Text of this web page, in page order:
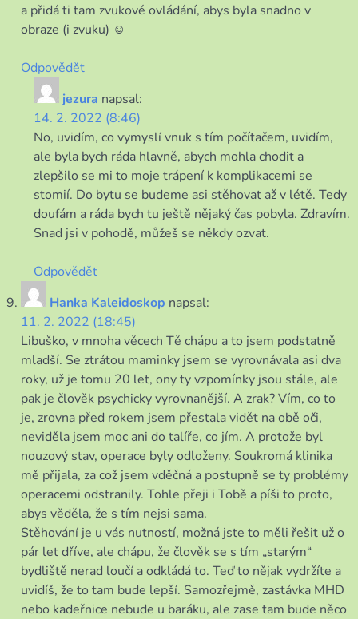
a přidá ti tam zvukové ovládání, abys byla snadno v
obraze (i zvuku) ☺
Odpovědět
jezura napsal:
14. 2. 2022 (8:46)
No, uvidím, co vymyslí vnuk s tím počítačem, uvidím,
ale byla bych ráda hlavně, abych mohla chodit a
zlepšilo se mi to moje trápení k komplikacemi se
stomií. Do bytu se budeme asi stěhovat až v létě. Tedy
doufám a ráda bych tu ještě nějaký čas pobyla. Zdravím.
Snad jsi v pohodě, můžeš se někdy ozvat.
Odpovědět
Hanka Kaleidoskop napsal:
11. 2. 2022 (18:45)
Libuško, v mnoha věcech Tě chápu a to jsem podstatně
mladší. Se ztrátou maminky jsem se vyrovnávala asi dva
roky, už je tomu 20 let, ony ty vzpomínky jsou stále, ale
pak je člověk psychicky vyrovnanější. A zrak? Vím, co to
je, zrovna před rokem jsem přestala vidět na obě oči,
neviděla jsem moc ani do talíře, co jím. A protože byl
nouzový stav, operace byly odloženy. Soukromá klinika
mě přijala, za což jsem vděčná a postupně se ty problémy
operacemi odstranily. Tohle přeji i Tobě a píši to proto,
abys věděla, že s tím nejsi sama.
Stěhování je u vás nutností, možná jste to měli řešit už o
pár let dříve, ale chápu, že člověk se s tím „starým“
bydliště nerad loučí a odkládá to. Teď to nějak vydržíte a
uvidíš, že to tam bude lepší. Samozřejmě, zastávka MHD
nebo kadeřnice nebude u baráku, ale zase tam bude něco